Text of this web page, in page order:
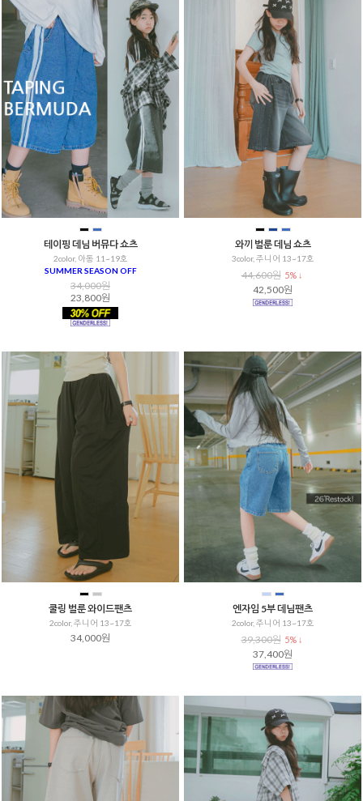
테이핑 데님 버뮤다 쇼츠
2color, 아동 11~19호
SUMMER SEASON OFF
34,000원
23,800원
와끼 벌룬 데님 쇼츠
3color, 주니어 13~17호
44,600원 5% ↓
42,500원
쿨링 벌룬 와이드팬츠
2color, 주니어 13~17호
34,000원
엔자임 5부 데님팬츠
2color, 주니어 13~17호
39,300원 5% ↓
37,400원